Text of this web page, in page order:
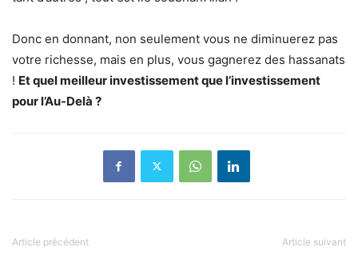
Donc en donnant, non seulement vous ne diminuerez pas
votre richesse, mais en plus, vous gagnerez des hassanats
! Et quel meilleur investissement que l’investissement
pour l’Au-Delà ?
Article précédent Article suivant